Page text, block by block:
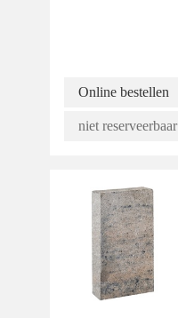
Online bestellen
niet reserveerbaar